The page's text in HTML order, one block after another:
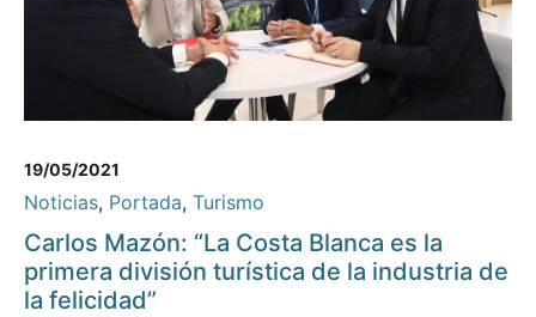
19/05/2021
Noticias, Portada, Turismo
Carlos Mazón: “La Costa Blanca es la
primera división turística de la industria de
la felicidad”